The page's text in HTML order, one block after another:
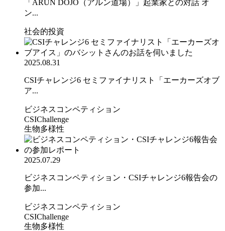
「ARUN DOJO（アルン道場）」起業家との対話 オ
ン...
社会的投資
2025.08.31
CSIチャレンジ6 セミファイナリスト「エーカーズオブ
ア...
ビジネスコンペティション
CSIChallenge
生物多様性
2025.07.29
ビジネスコンペティション・CSIチャレンジ6報告会の
参加...
ビジネスコンペティション
CSIChallenge
生物多様性